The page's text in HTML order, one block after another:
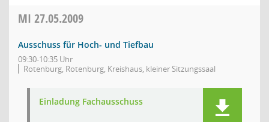
MI 27.05.2009
Ausschuss für Hoch- und Tiefbau
09:30-10:35 Uhr
Rotenburg, Rotenburg, Kreishaus, kleiner Sitzungssaal
Einladung Fachausschuss